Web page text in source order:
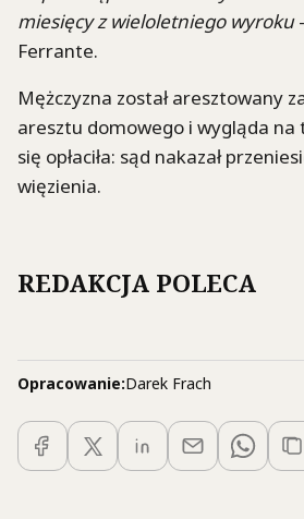
miesięcy z wieloletniego wyroku
Ferrante.
Mężczyzna został aresztowany
aresztu domowego i wygląda na
się opłaciła: sąd nakazał
więzienia.
REDAKCJA POLECA
Opracowanie:Darek Frach